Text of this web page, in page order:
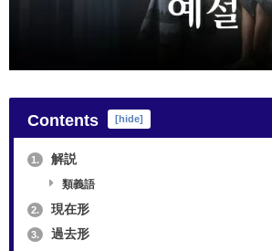
Contents [hide]
1. 解説
類義語
2. 現在形
3. 過去形